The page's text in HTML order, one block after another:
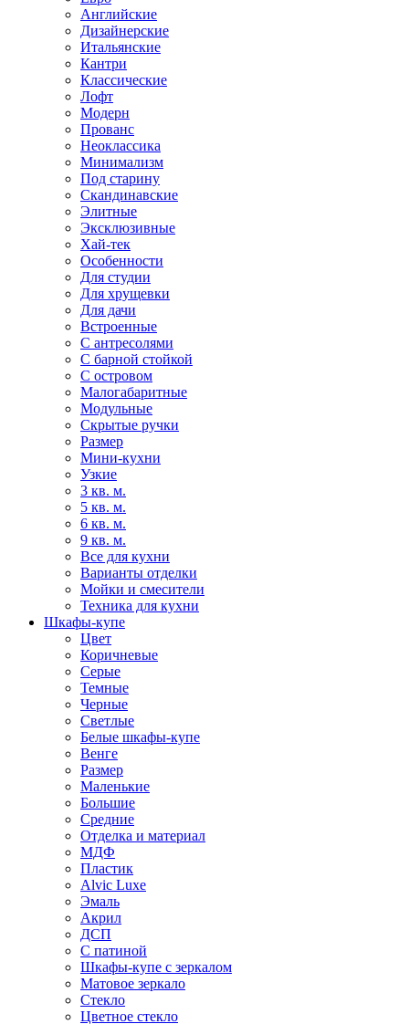
Английские
Дизайнерские
Итальянские
Кантри
Классические
Лофт
Модерн
Прованс
Неоклассика
Минимализм
Под старину
Скандинавские
Элитные
Эксклюзивные
Хай-тек
Особенности
Для студии
Для хрущевки
Для дачи
Встроенные
С антресолями
С барной стойкой
С островом
Малогабаритные
Модульные
Скрытые ручки
Размер
Мини-кухни
Узкие
3 кв. м.
5 кв. м.
6 кв. м.
9 кв. м.
Все для кухни
Варианты отделки
Мойки и смесители
Техника для кухни
Шкафы-купе
Цвет
Коричневые
Серые
Темные
Черные
Светлые
Белые шкафы-купе
Венге
Размер
Маленькие
Большие
Средние
Отделка и материал
МДФ
Пластик
Alvic Luxe
Эмаль
Акрил
ДСП
С патиной
Шкафы-купе с зеркалом
Матовое зеркало
Стекло
Цветное стекло